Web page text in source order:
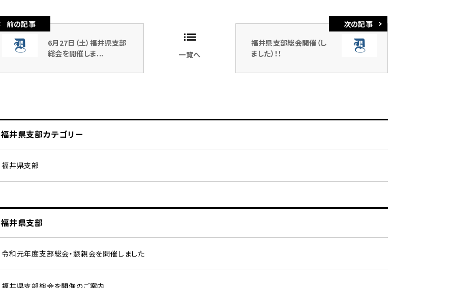
6月27日（土）福井県支部
総会を開催しま...
一覧へ
福井県支部総会開催（し
ました）！！
福井県支部カテゴリー
福井県支部
福井県支部
令和元年度支部総会・懇親会を開催しました